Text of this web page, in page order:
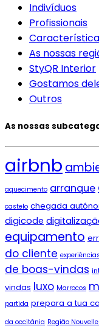
Indivíduos
Profissionais
As nossas
StyQR Interior
Gostamos
Outros
As nossas
airbnb
aquecimento arranque
castelo chegada
digicode
equipamento
do cliente experiências
de boas-vindas
vindas luxo Marrocos
partida prepara a tua
da occitânia Região